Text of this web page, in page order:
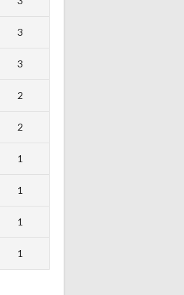
3
3
2
2
1
1
1
1